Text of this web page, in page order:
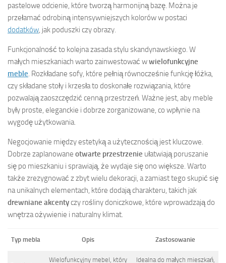
pastelowe odcienie, które tworzą harmonijną bazę. Można je
przełamać odrobiną intensywniejszych kolorów w postaci
dodatków, jak poduszki czy obrazy.
Funkcjonalność to kolejna zasada stylu skandynawskiego. W
małych mieszkaniach warto zainwestować wwielofunkcyjne
meble. Rozkładane sofy, które pełnią równocześnie funkcję łóżka,
czy składane stoły i krzesła to doskonałe rozwiązania, które
pozwalają zaoszczędzić cenną przestrzeń. Ważne jest, aby meble
były proste, eleganckie i dobrze zorganizowane, co wpłynie na
wygodę użytkowania.
Negocjowanie między estetyką a użytecznością jest kluczowe.
Dobrze zaplanowane otwarte przestrzenie ułatwiają poruszanie
się po mieszkaniu i sprawiają, że wydaje się ono większe. Warto
także zrezygnować z zbyt wielu dekoracji, a zamiast tego skupić się
na unikalnych elementach, które dodają charakteru, takich jak
drewniane akcentyczy rośliny doniczkowe, które wprowadzają do
wnętrza ożywienie i naturalny klimat.
Typ mebla Opis Zastosowanie
Wielofunkcyjny mebel, który
Idealna do małych mieszkań,